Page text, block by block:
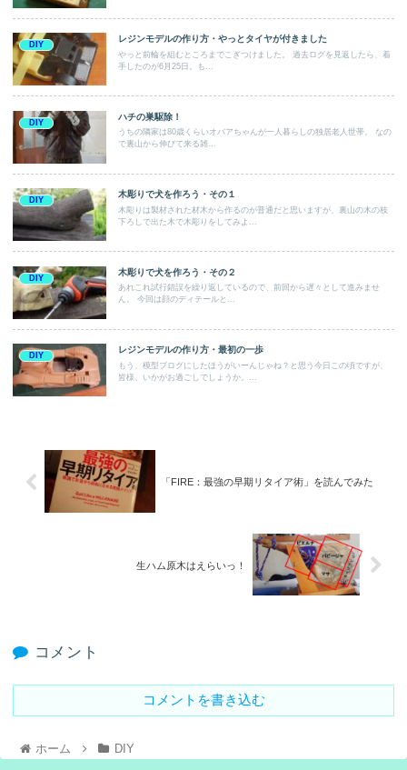
DIY
レジンモデルの作り方・やっとタイヤが付きました
やっと前輪を組むところまでこぎつけました。 過去ログを見返したら、着
手したのが6月25日。も...
DIY
ハチの巣駆除！
うちの隣家は80歳くらいオバアちゃんが一人暮らしの独居老人世帯。 なの
で裏山から伸びて来る雑...
DIY
木彫りで犬を作ろう・その１
木彫りは製材された材木から作るのが普通だと思いますが、裏山の木の枝
下ろしで出た木で木彫りをしてみよ...
DIY
木彫りで犬を作ろう・その２
あれこれ試行錯誤を繰り返しているので、前回から遅々として進みませ
ん。 今回は顔のディテールと...
DIY
レジンモデルの作り方・最初の一歩
もう、模型ブログにしたほうがいーんじゃね？と思う今日この頃ですが、
皆様、いかがお過ごしでしょうか。...
「FIRE：最強の早期リタイア術」を読んでみた
生ハム原木はえらいっ！
コメント
コメントを書き込む
ホーム DIY